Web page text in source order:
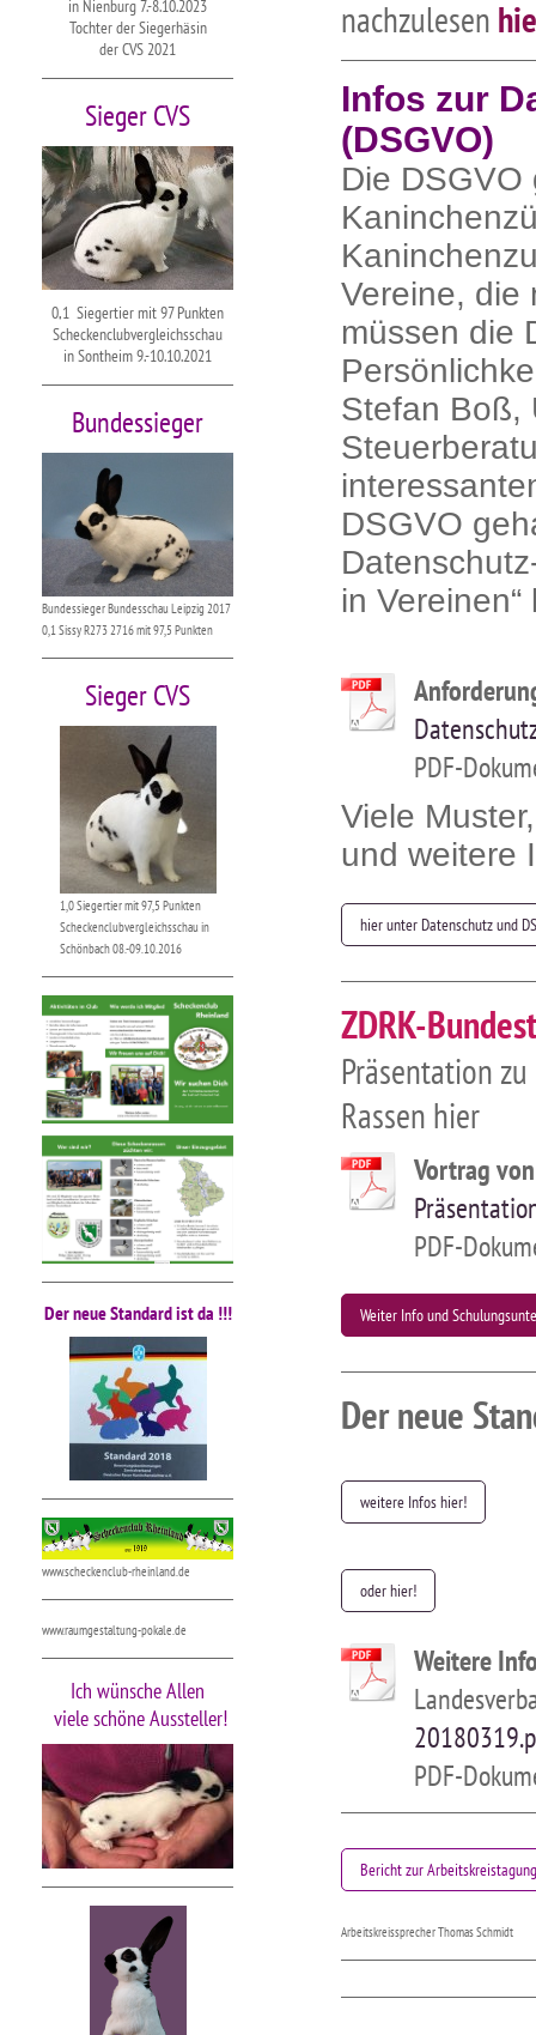
in Nienburg 7.-8.10.2023
Tochter der Siegerhäsin
der CVS 2021
Sieger CVS
0,1 Siegertier mit 97 Punkten
Scheckenclubvergleichsschau
in Sontheim 9.-10.10.2021
Bundessieger
Bundessieger Bundesschau Leipzig 2017
0,1 Sissy R273 2716 mit 97,5 Punkten
Sieger CVS
1,0 Siegertier mit 97,5 Punkten
Scheckenclubvergleichsschau in
Schönbach 08.-09.10.2016
Der neue Standard ist da !!!
www.scheckenclub-rheinland.de
www.raumgestaltung-pokale.de
Ich wünsche Allen
viele schöne Aussteller!
nachzulesen
Infos zur
(DSGVO)
Die
Vereine, die
müssen die
Stefan Boß,
DSGVO
in
PDF-
Viele
und weitere
hier unter Datenschutz und
ZDRK-
Präsentation
Rassen hier
Vortrag
PDF-
Weiter Info und
Der neue
weitere Infos hier!
oder hier!
Weitere
PDF-
Bericht zur
Arbeitskreissprecher Thomas Schmidt